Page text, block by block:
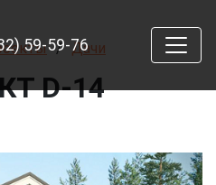
59-59-76Дачи
D-14